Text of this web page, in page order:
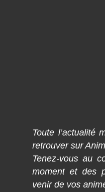
Toute l’actualité
retrouver sur
Tenez-vous au
moment et des
venir de vos